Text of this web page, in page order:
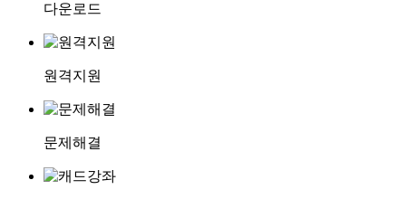
다운로드
원격지원
문제해결